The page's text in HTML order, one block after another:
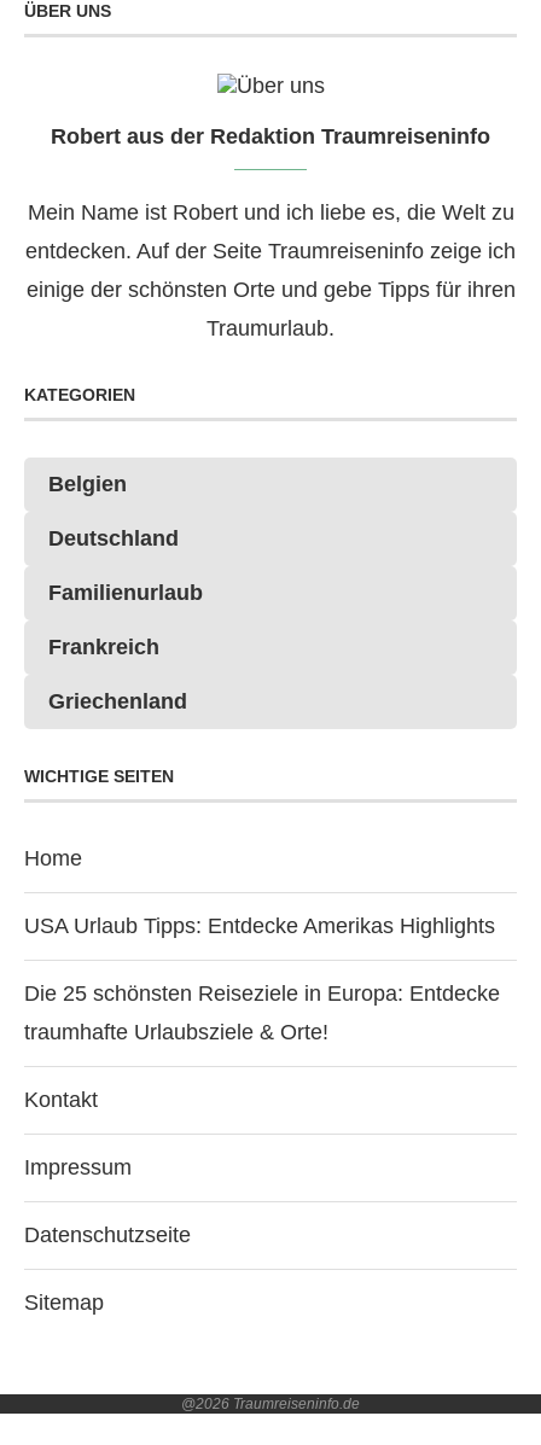
ÜBER UNS
Robert aus der Redaktion Traumreiseninfo
Mein Name ist Robert und ich liebe es, die Welt zu
entdecken. Auf der Seite Traumreiseninfo zeige ich
einige der schönsten Orte und gebe Tipps für ihren
Traumurlaub.
KATEGORIEN
Belgien
Deutschland
Familienurlaub
Frankreich
Griechenland
WICHTIGE SEITEN
Home
USA Urlaub Tipps: Entdecke Amerikas Highlights
Die 25 schönsten Reiseziele in Europa: Entdecke
traumhafte Urlaubsziele & Orte!
Kontakt
Impressum
Datenschutzseite
Sitemap
@2026 Traumreiseninfo.de